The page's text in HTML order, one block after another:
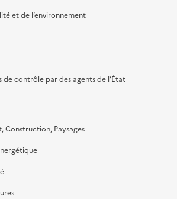
et de l’environnement
de contrôle par des agents de l’État
Construction, Paysages